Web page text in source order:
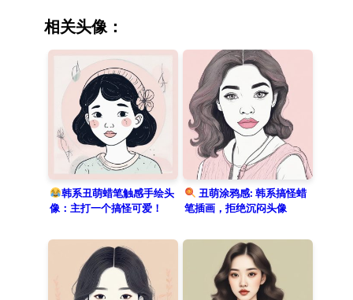
features rough crayon style and
colored pencil on textured paper.
Clean lines contrast with the clean
solid color background of bright
candy pink, showcasing a humorous
solo subject in a storybook style.
相关头像：
韩系丑萌蜡笔触感手绘头
像：主打一个搞怪可爱！
丑萌涂鸦感: 韩系搞怪蜡
笔插画，拒绝沉闷头像